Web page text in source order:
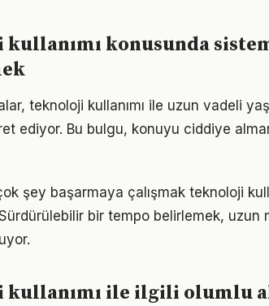
konusunda
teknoloji kullanımı ile uzun vadeli
ediyor. Bu bulgu, konuyu ciddiye
şey başarmaya çalışmak teknoloji
bir tempo belirlemek, uzun
kullanımı ile ilgili olumlu